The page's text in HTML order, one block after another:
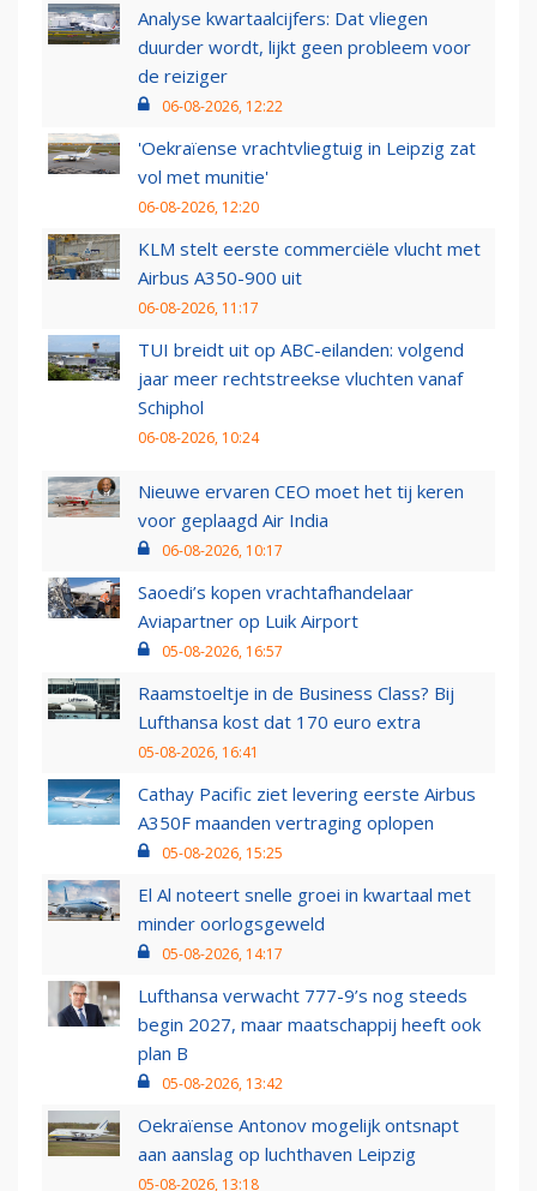
Analyse kwartaalcijfers: Dat vliegen
duurder wordt, lijkt geen probleem voor
de reiziger
06-08-2026, 12:22
'Oekraïense vrachtvliegtuig in Leipzig zat
vol met munitie'
06-08-2026, 12:20
KLM stelt eerste commerciële vlucht met
Airbus A350-900 uit
06-08-2026, 11:17
TUI breidt uit op ABC-eilanden: volgend
jaar meer rechtstreekse vluchten vanaf
Schiphol
06-08-2026, 10:24
Nieuwe ervaren CEO moet het tij keren
voor geplaagd Air India
06-08-2026, 10:17
Saoedi’s kopen vrachtafhandelaar
Aviapartner op Luik Airport
05-08-2026, 16:57
Raamstoeltje in de Business Class? Bij
Lufthansa kost dat 170 euro extra
05-08-2026, 16:41
Cathay Pacific ziet levering eerste Airbus
A350F maanden vertraging oplopen
05-08-2026, 15:25
El Al noteert snelle groei in kwartaal met
minder oorlogsgeweld
05-08-2026, 14:17
Lufthansa verwacht 777-9’s nog steeds
begin 2027, maar maatschappij heeft ook
plan B
05-08-2026, 13:42
Oekraïense Antonov mogelijk ontsnapt
aan aanslag op luchthaven Leipzig
05-08-2026, 13:18